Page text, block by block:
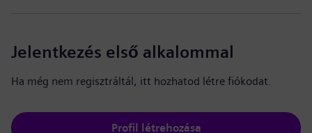
Jelentkezés első alkalommal
Ha még nem regisztráltál, itt hozhatod létre fiókodat.
Profil létrehozása